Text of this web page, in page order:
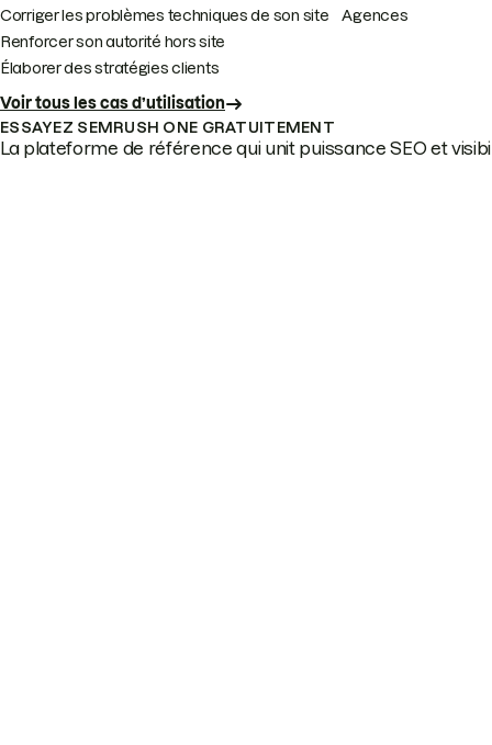
Corriger les problèmes techniques de son site
Renforcer son autorité hors site
Élaborer des stratégies clients
Voir tous les cas d’utilisation
Agences
ESSAYEZ SEMRUSH ONE GRATUITEMENT
La plateforme de référence qui unit puissance SEO et